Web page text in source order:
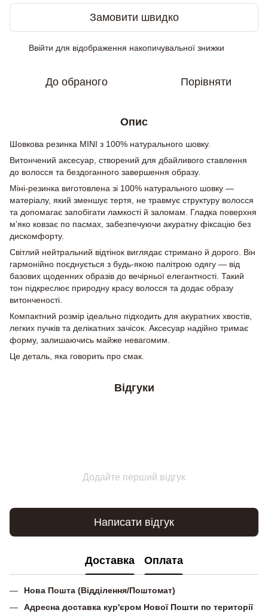
Замовити швидко
Ввійти для відображення накопичувальної знижки
До обраного Порівняти
Опис
Шовкова резинка MINI з 100% натурального шовку.
Витончений аксесуар, створений для дбайливого ставлення
до волосся та бездоганного завершення образу.
Міні-резинка виготовлена зі 100% натурального шовку —
матеріалу, який зменшує тертя, не травмує структуру волосся
та допомагає запобігати ламкості й заломам. Гладка поверхня
м’яко ковзає по пасмах, забезпечуючи акуратну фіксацію без
дискомфорту.
Світлий нейтральний відтінок виглядає стримано й дорого. Він
гармонійно поєднується з будь-якою палітрою одягу — від
базових щоденних образів до вечірньої елегантності. Такий
тон підкреслює природну красу волосся та додає образу
витонченості.
Компактний розмір ідеально підходить для акуратних хвостів,
легких пучків та делікатних зачісок. Аксесуар надійно тримає
форму, залишаючись майже невагомим.
Це деталь, яка говорить про смак.
Відгуки
Додайте перший відгук
Написати відгук
Доставка Оплата
Нова Пошта (Відділення/Поштомат)
Адресна доставка кур'єром Нової Пошти по території